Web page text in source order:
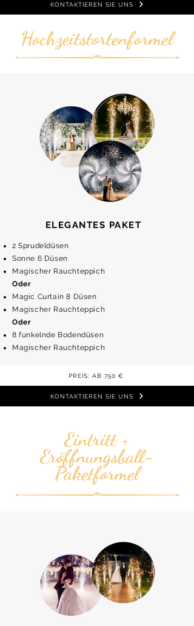
KONTAKTIEREN SIE UNS
Hochzeitstortenformel
ELEGANTES PAKET
2 Sprudeldüsen
Sonne 6 Düsen
Magischer Rauchteppich
Oder
Magic Curtain 8 Düsen
Magischer Rauchteppich
Oder
8 funkelnde Bodendüsen
Magischer Rauchteppich
PREIS: AB 750 €
KONTAKTIEREN SIE UNS
Eintritt +
Eröffnungsball-
Paketformel